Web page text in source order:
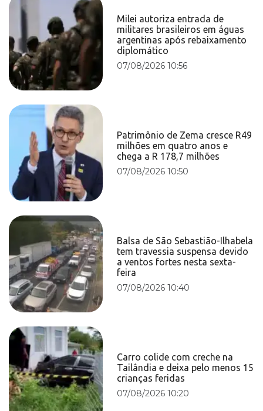
Milei autoriza entrada de
militares brasileiros em águas
argentinas após rebaixamento
diplomático
07/08/2026 10:56
Patrimônio de Zema cresce R49
milhões em quatro anos e
chega a R 178,7 milhões
07/08/2026 10:50
Balsa de São Sebastião-Ilhabela
tem travessia suspensa devido
a ventos fortes nesta sexta-
feira
07/08/2026 10:40
Carro colide com creche na
Tailândia e deixa pelo menos 15
crianças feridas
07/08/2026 10:20